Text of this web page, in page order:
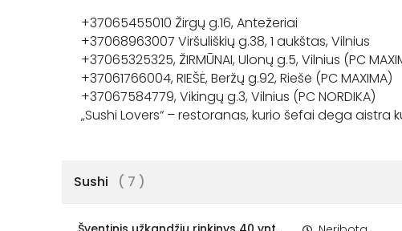
+37065455010 Žirgų g.16, Antežeriai
+37068963007 Viršuliškių g.38, 1 aukštas, Vilnius
+37065325325, ŽIRMŪNAI, Ulonų g.5, Vilnius (PC
+37061766004, RIEŠĖ, Beržų g.92, Riešė (PC MAXIMA)
+37067584779, Vikingų g.3, Vilnius (PC NORDIKA)
„Sushi Lovers“ – restoranas, kurio šefai dega aistra
Sushi ( 7 )